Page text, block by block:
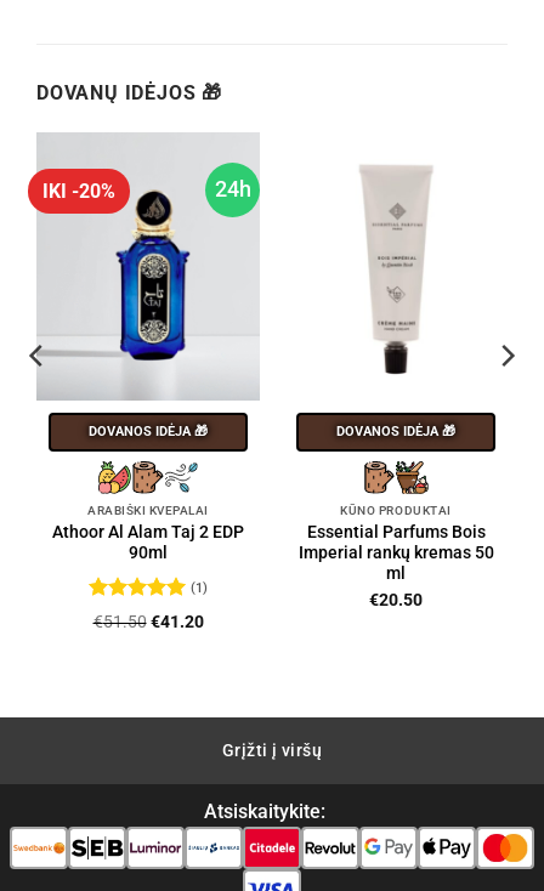
DOVANŲ IDĖJOS 🎁
24h
IKI -20%
DOVANOS IDĖJA 🎁
ARABIŠKI KVEPALAI
Athoor Al Alam Taj 2 EDP
90ml
Įvertinimas:
(1)
€51.50 Original
€41.20Current
DOVANOS IDĖJA 🎁
KŪNO PRODUKTAI
Essential Parfums Bois
Imperial rankų kremas 50
ml
€20.50
Grįžti į viršų
Atsiskaitykite: